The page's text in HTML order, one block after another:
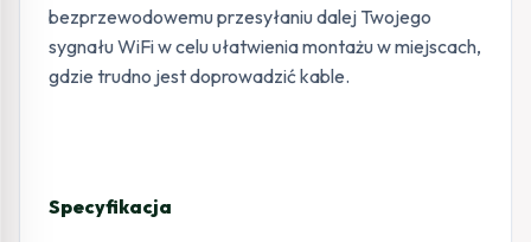
bezprzewodowemu przesyłaniu dalej Twojego
sygnału WiFi w celu ułatwienia montażu w miejscach,
gdzie trudno jest doprowadzić kable.
Specyfikacja